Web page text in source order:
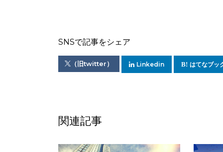
SNSで記事をシェア
（旧twitter） Linkedin はてなブッ
関連記事